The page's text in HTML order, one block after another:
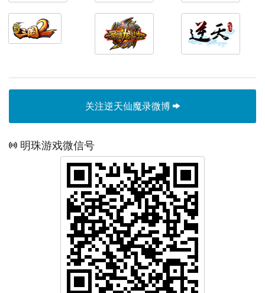
关注逆天仙魔录微博
明珠游戏微信号